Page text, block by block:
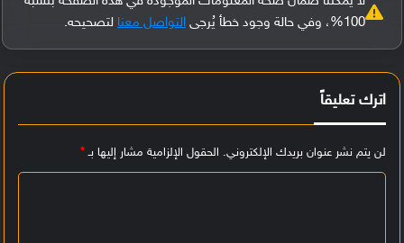
100%، وفي حالة وجود خطأ يُرجى
التواصل معنا لتصحيحه.
اترك تعليقاً
لن يتم نشر عنوان بريدك الإلكتروني. الحقول الإلزامية مشار إليها بـ*